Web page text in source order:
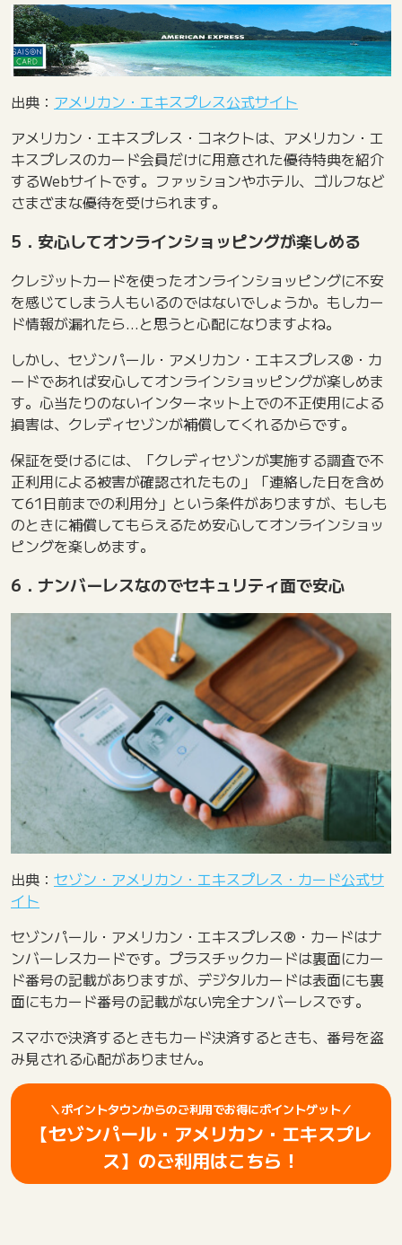
出典： アメリカン・エキスプレス公式サイト
アメリカン・エキスプレス・コネクトは、アメリカン・エ
キスプレスのカード会員だけに用意された優待特典を紹介
するWebサイトです。ファッションやホテル、ゴルフなど
さまざまな優待を受けられます。
5．安心してオンラインショッピングが楽しめる
クレジットカードを使ったオンラインショッピングに不安
を感じてしまう人もいるのではないでしょうか。もしカー
ド情報が漏れたら…と思うと心配になりますよね。
しかし、セゾンパール・アメリカン・エキスプレス®・カ
ードであれば安心してオンラインショッピングが楽しめま
す。心当たりのないインターネット上での不正使用による
損害は、クレディセゾンが補償してくれるからです。
保証を受けるには、「クレディセゾンが実施する調査で不
正利用による被害が確認されたもの」「連絡した日を含め
て61日前までの利用分」という条件がありますが、もしも
のときに補償してもらえるため安心してオンラインショッ
ピングを楽しめます。
6．ナンバーレスなのでセキュリティ面で安心
出典： セゾン・アメリカン・エキスプレス・カード公式サ
イト
セゾンパール・アメリカン・エキスプレス®・カードはナ
ンバーレスカードです。プラスチックカードは裏面にカー
ド番号の記載がありますが、デジタルカードは表面にも裏
面にもカード番号の記載がない完全ナンバーレスです。
スマホで決済するときもカード決済するときも、番号を盗
み見される心配がありません。
＼ポイントタウンからのご利用でお得にポイントゲット／
【セゾンパール・アメリカン・エキスプレ
ス】のご利用はこちら！